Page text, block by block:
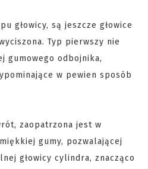
głowicy, są jeszcze głowice
Typ pierwszy nie
gumowego odbojnika,
w pewien sposób
zaopatrzona jest w
gumy, pozwalającej
głowicy cylindra, znacząco